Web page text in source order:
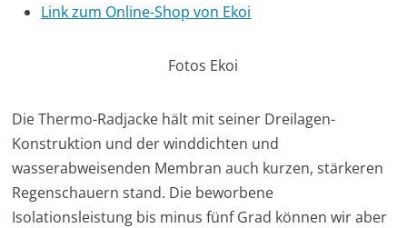
Link zum Online-Shop von Ekoi
Fotos Ekoi
Die Thermo-Radjacke hält mit seiner Dreilagen-
Konstruktion und der winddichten und
wasserabweisenden Membran auch kurzen, stärkeren
Regenschauern stand. Die beworbene
Isolationsleistung bis minus fünf Grad können wir aber